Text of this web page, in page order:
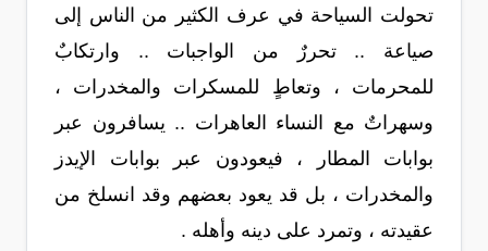
تحولت السياحة في عرف الكثير من الناس إلى
صياعة .. تحررٌ من الواجبات .. وارتكابٌ
للمحرمات ، وتعاطٍ للمسكرات والمخدرات ،
وسهراتٌ مع النساء العاهرات .. يسافرون عبر
بوابات المطار ، فيعودون عبر بوابات الإيدز
والمخدرات ، بل قد يعود بعضهم وقد انسلخ من
عقيدته ، وتمرد على دينه وأهله .